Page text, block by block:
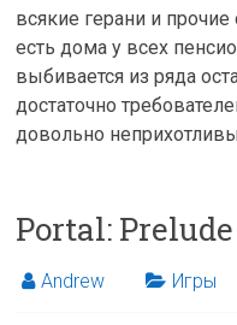
всякие герани и
есть дома у всех
выбивается из ряда
достаточно
довольно
Portal: Prelude
Andrew Игры